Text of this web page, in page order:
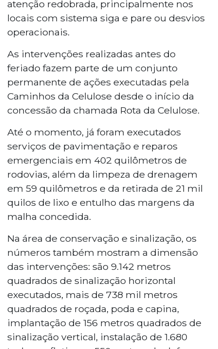
atenção redobrada, principalmente nos
locais com sistema siga e pare ou desvios
operacionais.
As intervenções realizadas antes do
feriado fazem parte de um conjunto
permanente de ações executadas pela
Caminhos da Celulose desde o início da
concessão da chamada Rota da Celulose.
Até o momento, já foram executados
serviços de pavimentação e reparos
emergenciais em 402 quilômetros de
rodovias, além da limpeza de drenagem
em 59 quilômetros e da retirada de 21 mil
quilos de lixo e entulho das margens da
malha concedida.
Na área de conservação e sinalização, os
números também mostram a dimensão
das intervenções: são 9.142 metros
quadrados de sinalização horizontal
executados, mais de 738 mil metros
quadrados de roçada, poda e capina,
implantação de 156 metros quadrados de
sinalização vertical, instalação de 1.680